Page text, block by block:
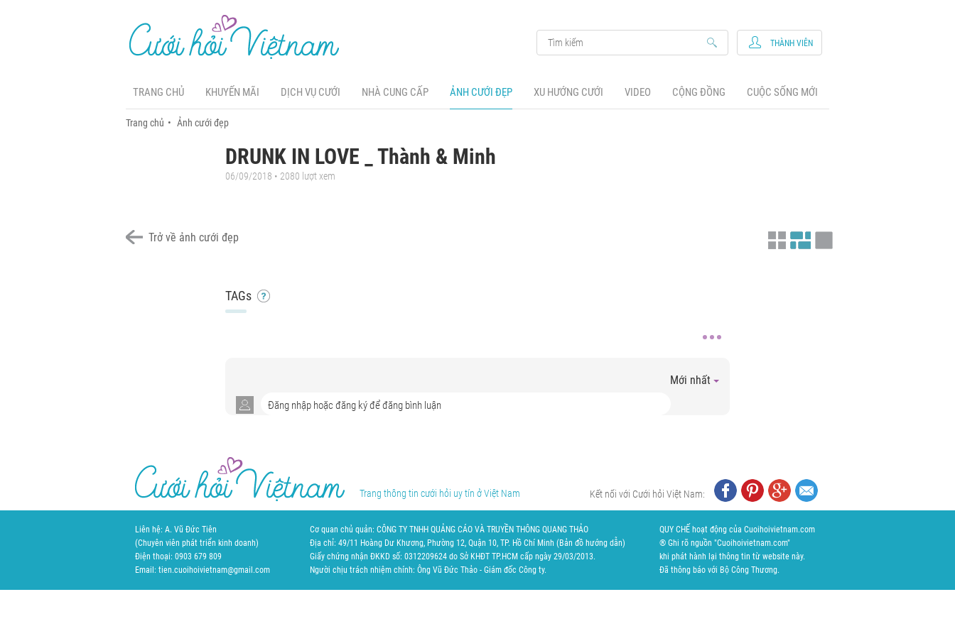
TRANG CHỦ KHUYẾN MÃI DỊCH VỤ CƯỚI NHÀ CUNG CẤP ẢNH CƯỚI ĐẸP XU HƯỚNG CƯỚI VIDEO CỘNG ĐỒNG CUỘC SỐNG MỚI
THÀNH VIÊN
Trang chủ Ảnh cưới đẹp
DRUNK IN LOVE _ Thành & Minh
06/09/2018 • 2080 lượt xem
Trở về ảnh cưới đẹp
TAGs
Mới nhất
Trang thông tin cưới hỏi uy tín ở Việt Nam Kết nối với Cưới hỏi Việt Nam:
Liên hệ: A. Vũ Đức Tiên
(Chuyên viên phát triển kinh doanh)
Điện thoại: 0903 679 809
Email: tien.cuoihoivietnam@gmail.com
Cơ quan chủ quản: CÔNG TY TNHH QUẢNG CÁO VÀ TRUYỀN THÔNG QUANG THẢO
Địa chỉ: 49/11 Hoàng Dư Khương, Phường 12, Quận 10, TP. Hồ Chí Minh ( Bản đồ hướng dẫn)
Giấy chứng nhận ĐKKD số: 0312209624 do Sở KHĐT TP.HCM cấp ngày 29/03/2013.
Người chịu trách nhiệm chính: Ông Vũ Đức Thảo - Giám đốc Công ty.
QUY CHẾ hoạt động của Cuoihoivietnam.com
® Ghi rõ nguồn "Cuoihoivietnam.com"
khi phát hành lại thông tin từ website này.
Đã thông báo với Bộ Công Thương.